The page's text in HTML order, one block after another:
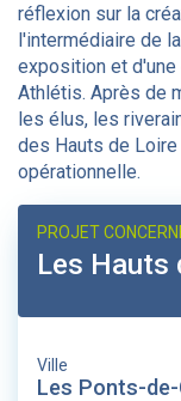
réflexion sur la
l'intermédiaire de
exposition et d'une
Athlétis. Après de
les élus, les
des Hauts de
opérationnelle.
PROJET
Les Hauts
Ville
Les Ponts-de-